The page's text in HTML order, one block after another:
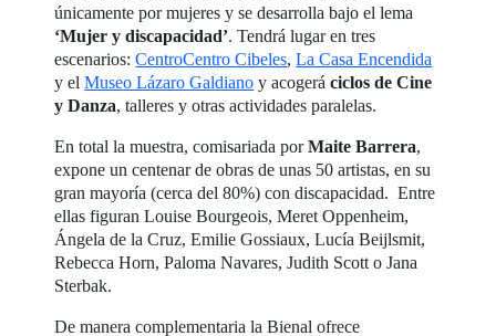
únicamente por mujeres y se desarrolla bajo el lema
‘Mujer y discapacidad’. Tendrá lugar en tres
escenarios:CentroCentro Cibeles,La Casa Encendida
y elMuseo Lázaro Galdiano y acogeráciclos de Cine
y Danza, talleres y otras actividades paralelas.
En total la muestra, comisariada porMaite Barrera,
expone un centenar de obras de unas 50 artistas, en su
gran mayoría (cerca del 80%) con discapacidad. Entre
ellas figuran Louise Bourgeois, Meret Oppenheim,
Ángela de la Cruz, Emilie Gossiaux, Lucía Beijlsmit,
Rebecca Horn, Paloma Navares, Judith Scott o Jana
Sterbak.
De manera complementaria la Bienal ofrece